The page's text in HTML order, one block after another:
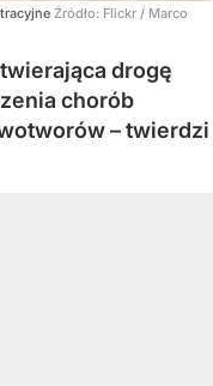
Źródło: Flickr / Marco
drogę
chorób
– twierdzi